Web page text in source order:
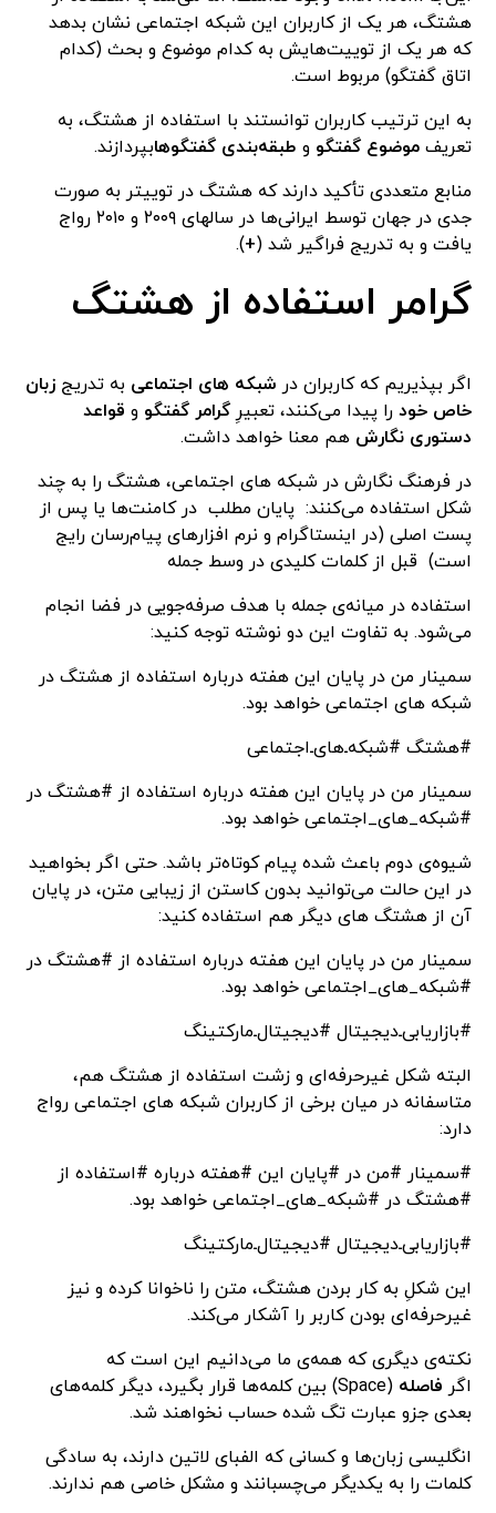
هشتگ، هر یک از کاربران این شبکه اجتماعی نشان بدهد
که هر یک از توییت‌هایش به کدام موضوع و بحث (کدام
اتاق گفتگو) مربوط است.
به این ترتیب کاربران توانستند با استفاده از هشتگ، به
تعریفموضوع گفتگو و طبقه‌بندی گفتگوهابپردازند.
منابع متعددی تأکید دارند که هشتگ در توییتر به صورت
جدی در جهان توسط ایرانی‌ها در سالهای ۲۰۰۹ و ۲۰۱۰ رواج
یافت و به تدریج فراگیر شد (+
).
گرامر استفاده از هشتگ
اگر بپذیریم که کاربران در شبکه های اجتماعی به تدریجزبان
خاص خود را پیدا می‌کنند، تعبیرِگرامر گفتگو و قواعد
دستوری نگارش هم معنا خواهد داشت.
در فرهنگ نگارش در شبکه های اجتماعی، هشتگ را به چند
شکل استفاده می‌کنند: پایان مطلب در کامنت‌ها یا پس از
پست اصلی (در اینستاگرام و نرم افزارهای پیام‌رسان رایج
است) قبل از کلمات کلیدی در وسط جمله
استفاده در میانه‌ی جمله با هدف صرفه‌جویی در فضا انجام
می‌شود. به تفاوت این دو نوشته توجه کنید:
سمینار من در پایان این هفته درباره استفاده از هشتگ در
شبکه های اجتماعی خواهد بود.
#هشتگ #شبکه‌ـ‌های‌ـ‌اجتماعی
سمینار من در پایان این هفته درباره استفاده از #هشتگ در
#شبکه_های_اجتماعی خواهد بود.
شیوه‌ی دوم باعث شده پیام کوتاه‌تر باشد. حتی اگر بخواهید
در این حالت می‌توانید بدون کاستن از زیبایی متن، در پایان
آن از هشتگ های دیگر هم استفاده کنید:
سمینار من در پایان این هفته درباره استفاده از #هشتگ در
#شبکه_های_اجتماعی خواهد بود.
#بازاریابی‌ـ‌دیجیتال #دیجیتال‌ـ‌مارکتینگ
البته شکل غیرحرفه‌ای و زشت استفاده از هشتگ هم،
متاسفانه در میان برخی از کاربران شبکه های اجتماعی رواج
دارد:
#سمینار #من در #پایان این #هفته درباره #استفاده از
#هشتگ در #شبکه_های_اجتماعی خواهد بود.
#بازاریابی‌ـ‌دیجیتال #دیجیتال‌ـ‌مارکتینگ
این شکلِ به کار بردن هشتگ، متن را ناخوانا کرده و نیز
غیرحرفه‌ای بودن کاربر را آشکار می‌کند.
نکته‌ی دیگری که همه‌ی ما می‌دانیم این است که
اگر فاصله
(Space) بین کلمه‌ها قرار بگیرد، دیگر کلمه‌‌‌های
بعدی جزو عبارت تگ شده حساب نخواهند شد.
انگلیسی زبان‌ها و کسانی که الفبای لاتین دارند، به سادگی
کلمات را به یکدیگر می‌چسبانند و مشکل خاصی هم ندارند.